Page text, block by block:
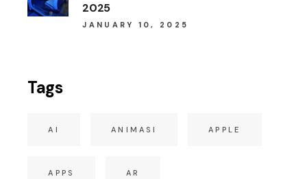
2025
JANUARY 10, 2025
Tags
AI ANIMASI APPLE
APPS AR